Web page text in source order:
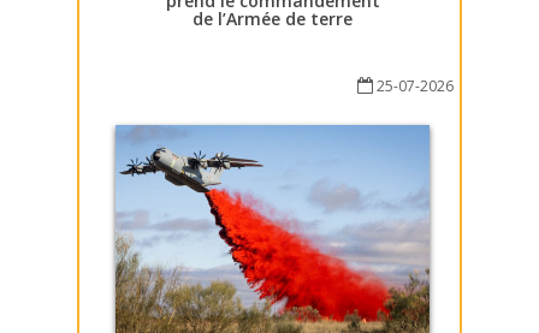
de l’Armée de terre
25-07-2026